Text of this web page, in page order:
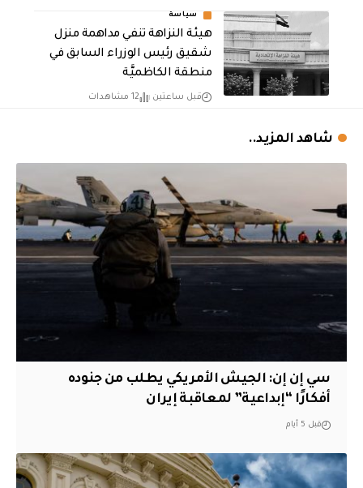
سياسة
هيئة النزاهة تنفي مداهمة منزل
شقيق رئيس الوزراء السابق في
منطقة الكاظميَّة
قبل ساعتين 12 مشاهدات
شاهد المزيد..
سي إن إن: الجيش الأمريكي يطلب من جنوده
أفكارًا “إبداعية” لمعاقبة إيران
قبل 5 أيام